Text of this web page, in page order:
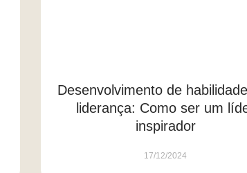
Desenvolvimento de
liderança: Como ser um
inspirador
17/12/2024